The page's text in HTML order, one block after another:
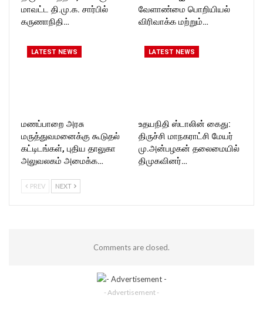
மாவட்ட தி.மு.க. சார்பில்
கருணாநிதி…
வேளாண்மை பொறியியல்
விரிவாக்க மற்றும்…
LATEST NEWS
மணப்பாறை அரசு
மருத்துவமனைக்கு கூடுதல்
கட்டிடங்கள், புதிய தாலுகா
அலுவலகம் அமைக்க…
LATEST NEWS
உதயநிதி ஸ்டாலின் கைது:
திருச்சி மாநகராட்சி மேயர்
மு.அன்பழகன் தலைமையில்
திமுகவினர்…
PREV NEXT
Comments are closed.
- Advertisement -